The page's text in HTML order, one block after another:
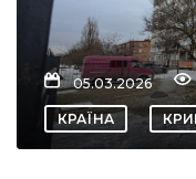
05.03.2026
КРАЇНА